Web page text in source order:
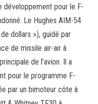
développement pour le F-
Le Hughes AIM-54
dollars »), guidé par
de missile air-air à
de l’avion. Il a
pour le programme F-
par un bimoteur côte à